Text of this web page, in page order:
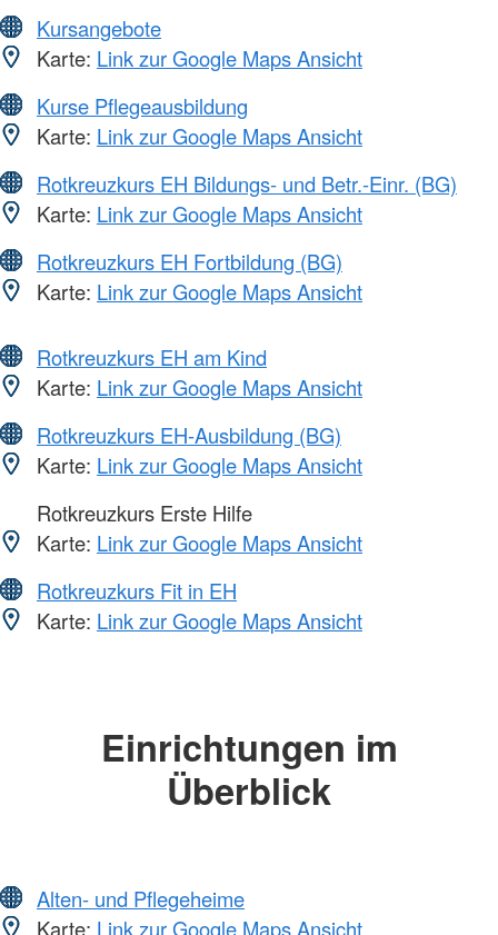
Kursangebote
Karte: Link zur Google Maps Ansicht
Kurse Pflegeausbildung
Karte: Link zur Google Maps Ansicht
Rotkreuzkurs EH Bildungs- und Betr.-Einr. (BG)
Karte: Link zur Google Maps Ansicht
Rotkreuzkurs EH Fortbildung (BG)
Karte: Link zur Google Maps Ansicht
Rotkreuzkurs EH am Kind
Karte: Link zur Google Maps Ansicht
Rotkreuzkurs EH-Ausbildung (BG)
Karte: Link zur Google Maps Ansicht
Rotkreuzkurs Erste Hilfe
Karte: Link zur Google Maps Ansicht
Rotkreuzkurs Fit in EH
Karte: Link zur Google Maps Ansicht
Einrichtungen im
Überblick
Alten- und Pflegeheime
Karte: Link zur Google Maps Ansicht